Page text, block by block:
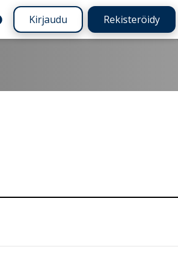
Kirjaudu Rekisteröidy